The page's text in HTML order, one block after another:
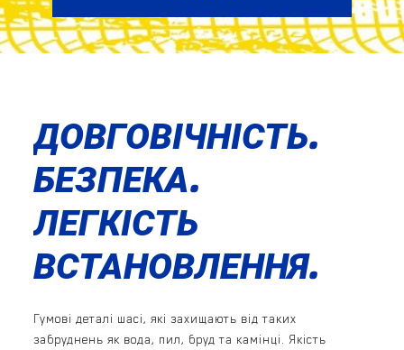
ДОВГОВІЧНІСТЬ.
БЕЗПЕКА.
ЛЕГКІСТЬ
ВСТАНОВЛЕННЯ.
Гумові деталі шасі, які захищають від таких
забруднень як вода, пил, бруд та камінці. Якість